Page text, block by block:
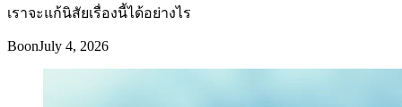
เราจะแก้นิสัยเรื่องนี้ได้อย่างไร
BoonJuly 4, 2026